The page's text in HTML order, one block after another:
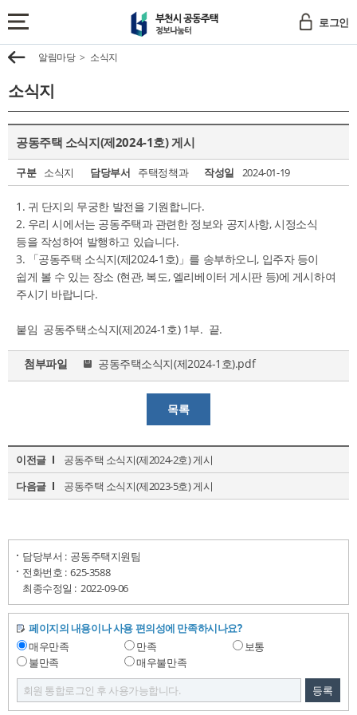
부
천
시
주
택
정
보
나
눔
터
로그인
전
체
뉴
보
이
알림마당 소식지
소식지
공동주택 소식지(제2024-1호) 게시
구분 소식지 담당부서 주택정책과 작성일 2024-01-19
1. 귀 단지의 무궁한 발전을 기원합니다.
2. 우리 시에서는 공동주택과 관련한 정보와 공지사항, 시정소식
등을 작성하여 발행하고 있습니다.
3. 「공동주택 소식지(제2024-1호)」를 송부하오니, 입주자 등이
쉽게 볼 수 있는 장소 (현관, 복도, 엘리베이터 게시판 등)에 게시하여
주시기 바랍니다.
붙임 공동주택소식지(제2024-1호) 1부. 끝.
첨부파일 공동주택소식지(제2024-1호).pdf
목록
이전글
공동주택 소식지(제2024-2호) 게시
다음글
공동주택 소식지(제2023-5호) 게시
담당부서 : 공동주택지원팀
전화번호 : 625-3588
최종수정일 : 2022-09-06
페이지의 내용이나 사용 편의성에 만족하시나요?
매우만족
만족
보통
불만족
매우불만족
등록